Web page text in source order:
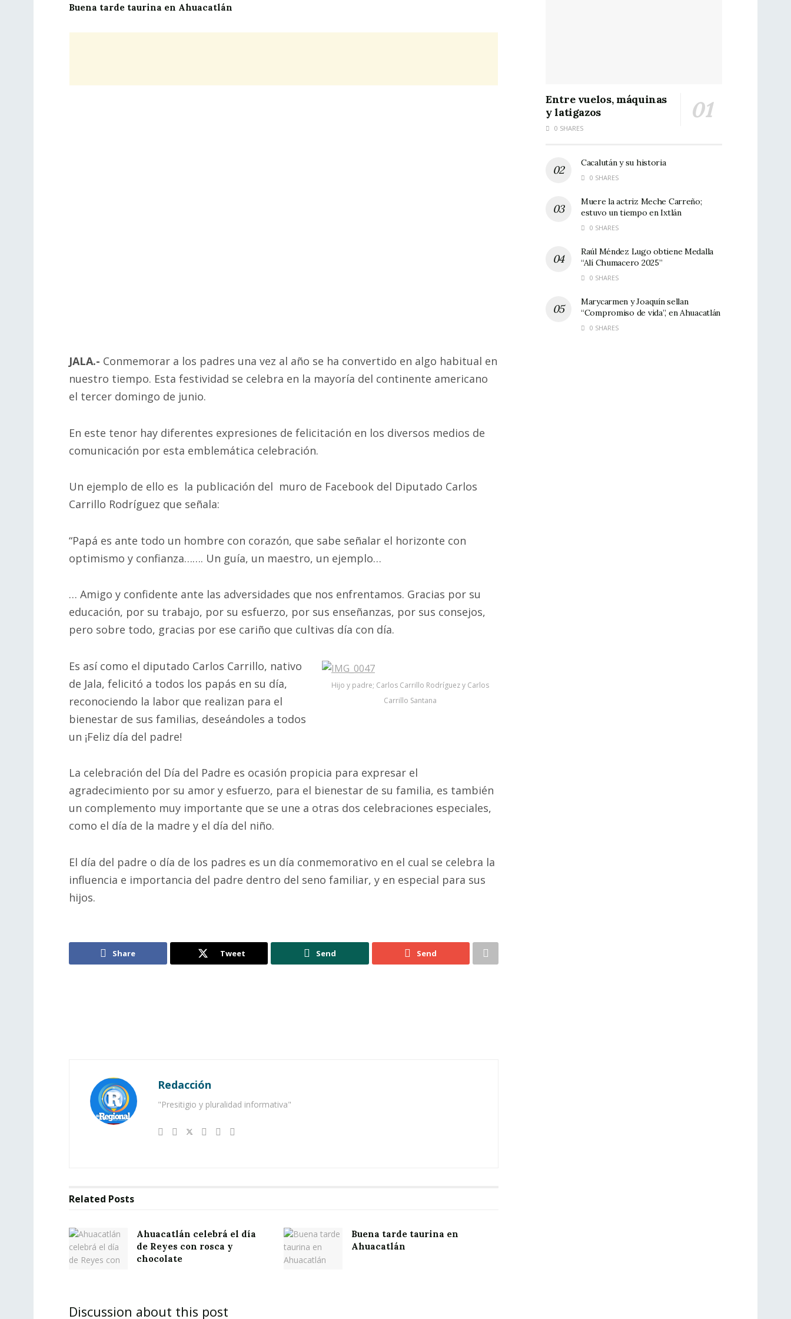
Buena tarde taurina en Ahuacatlán
JALA.- Conmemorar a los padres una vez al año se ha convertido en algo habitual en
nuestro tiempo. Esta festividad se celebra en la mayoría del continente americano
el tercer domingo de junio.
En este tenor hay diferentes expresiones de felicitación en los diversos medios de
comunicación por esta emblemática celebración.
Un ejemplo de ello es la publicación del muro de Facebook del Diputado Carlos
Carrillo Rodríguez que señala:
“Papá es ante todo un hombre con corazón, que sabe señalar el horizonte con
optimismo y confianza……. Un guía, un maestro, un ejemplo…
… Amigo y confidente ante las adversidades que nos enfrentamos. Gracias por su
educación, por su trabajo, por su esfuerzo, por sus enseñanzas, por sus consejos,
pero sobre todo, gracias por ese cariño que cultivas día con día.
Hijo y padre; Carlos Carrillo Rodríguez y Carlos
Carrillo Santana
Es así como el diputado Carlos Carrillo, nativo
de Jala, felicitó a todos los papás en su día,
reconociendo la labor que realizan para el
bienestar de sus familias, deseándoles a todos
un ¡Feliz día del padre!
La celebración del Día del Padre es ocasión propicia para expresar el
agradecimiento por su amor y esfuerzo, para el bienestar de su familia, es también
un complemento muy importante que se une a otras dos celebraciones especiales,
como el día de la madre y el día del niño.
El día del padre o día de los padres es un día conmemorativo en el cual se celebra la
influencia e importancia del padre dentro del seno familiar, y en especial para sus
hijos.
Share Tweet Send Send
Redacción
"Presitigio y pluralidad informativa"
Related Posts
Ahuacatlán celebrá el día
de Reyes con rosca y
chocolate
Buena tarde taurina en
Ahuacatlán
Discussion about this post
Entre vuelos, máquinas
y latigazos
0 SHARES
Cacalután y su historia
0 SHARES
Muere la actriz Meche Carreño;
estuvo un tiempo en Ixtlán
0 SHARES
Raúl Méndez Lugo obtiene Medalla
“Alí Chumacero 2025”
0 SHARES
Marycarmen y Joaquín sellan
“Compromiso de vida”, en Ahuacatlán
0 SHARES